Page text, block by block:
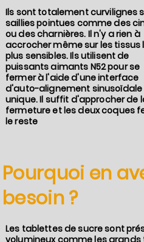
Ils sont totalement curvilignes
saillies pointues comme des
ou des charnières. Il n'y a rien à
accrocher même sur les tissus
plus sensibles. Ils utilisent de
puissants aimants N52 pour se
fermer à l'aide d'une interface
d'auto-alignement sinusoïdale
unique. Il suffit d'approcher de
fermeture et les deux coques
le reste
Pourquoi en
besoin ?
Les tablettes de sucre sont